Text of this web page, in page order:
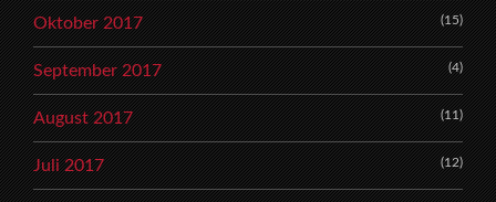
Oktober 2017 (15)
September 2017 (4)
August 2017 (11)
Juli 2017 (12)